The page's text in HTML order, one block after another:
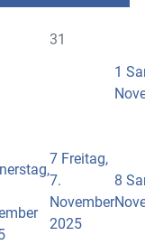
31
1
7 Freitag,
7.
November
2025
8